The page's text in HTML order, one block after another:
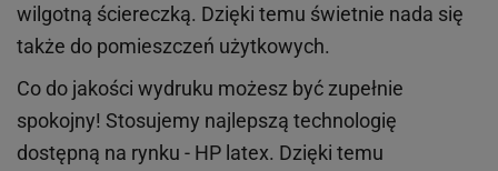
wilgotną ściereczką. Dzięki temu świetnie nada się
także do pomieszczeń użytkowych.
Co do jakości wydruku możesz być zupełnie
spokojny! Stosujemy najlepszą technologię
dostępną na rynku - HP latex. Dzięki temu